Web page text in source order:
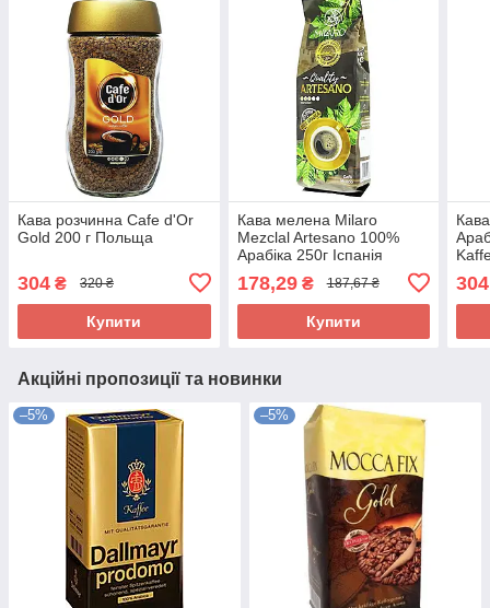
Кава розчинна Cafe d'Or
Gold 200 г Польща
304 ₴ 320 ₴
Купити
Кава мелена Milaro
Mezclal Artesano 100%
Арабіка 250г Іспанія
178,29₴ 187,67 ₴
Купити
Акційні пропозиції та новинки
–5% –5%